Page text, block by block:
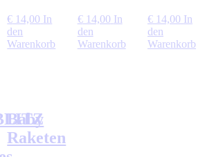
€ 14,00 In
den
Warenkorb
€14,00 In
den
Warenkorb
€14,00 In
den
Warenkorb
Baby
Raketen